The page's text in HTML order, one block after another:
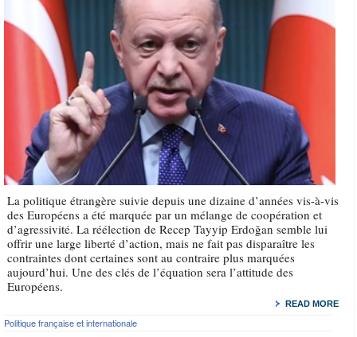
La politique étrangère suivie depuis une dizaine d’années vis-à-vis
des Européens a été marquée par un mélange de coopération et
d’agressivité. La réélection de Recep Tayyip Erdoğan semble lui
offrir une large liberté d’action, mais ne fait pas disparaître les
contraintes dont certaines sont au contraire plus marquées
aujourd’hui. Une des clés de l’équation sera l’attitude des
Européens.
READ MORE
Politique française et internationale